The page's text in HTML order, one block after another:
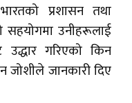
प्रशासन तथा
सहयोगमा उनीहरूलाई
उद्धार गरिएको किन
जोशीले जानकारी दिए